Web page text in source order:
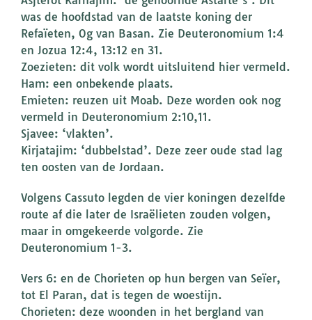
was de hoofdstad van de laatste koning der
Refaïeten, Og van Basan. Zie Deuteronomium 1:4
en Jozua 12:4, 13:12 en 31.
Zoezieten: dit volk wordt uitsluitend hier vermeld.
Ham: een onbekende plaats.
Emieten: reuzen uit Moab. Deze worden ook nog
vermeld in Deuteronomium 2:10,11.
Sjavee: ‘vlakten’.
Kirjatajim: ‘dubbelstad’. Deze zeer oude stad lag
ten oosten van de Jordaan.
Volgens Cassuto legden de vier koningen dezelfde
route af die later de Israëlieten zouden volgen,
maar in omgekeerde volgorde. Zie
Deuteronomium 1-3.
Vers 6: en de Chorieten op hun bergen van Seïer,
tot El Paran, dat is tegen de woestijn.
Chorieten: deze woonden in het bergland van